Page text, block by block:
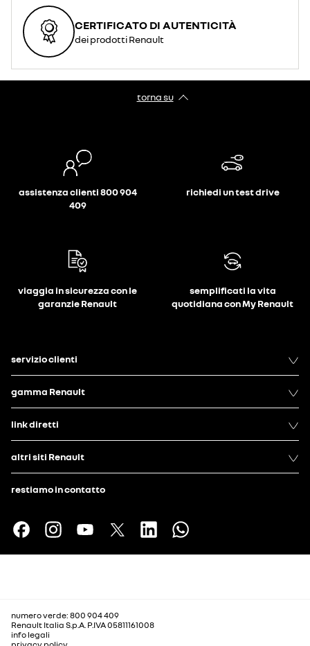
CERTIFICATO DI AUTENTICITÀ
dei prodotti Renault
torna su
assistenza clienti 800 904
409
richiedi un test drive
viaggia in sicurezza con le
garanzie Renault
semplificati la vita
quotidiana con My Renault
servizio clienti
gamma Renault
link diretti
altri siti Renault
restiamo in contatto
numero verde: 800 904 409
Renault Italia S.p.A. P.IVA 05811161008
info legali